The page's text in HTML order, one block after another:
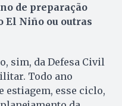
de preparação
El Niño ou outras
sim, da Defesa Civil
Todo ano
estiagem, esse ciclo,